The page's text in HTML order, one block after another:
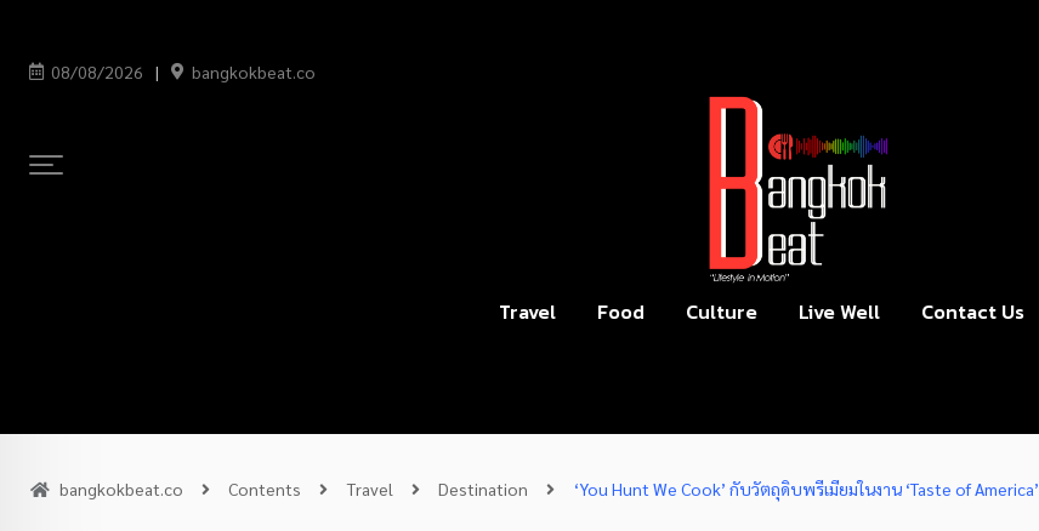
08/08/2026 bangkokbeat.co
Travel Food Culture Live Well Contact Us
bangkokbeat.co Contents Travel Destination ‘You Hunt We Cook’ กับวัตถุดิบพรีเมียมในงาน ‘Taste of America’